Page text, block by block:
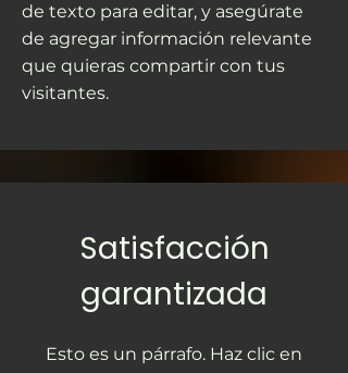
de texto para editar, y asegúrate
de agregar información relevante
que quieras compartir con tus
visitantes.
Satisfacción
garantizada
Esto es un párrafo. Haz clic en